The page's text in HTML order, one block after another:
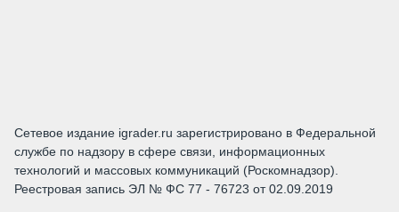
Сетевое издание igrader.ru зарегистрировано в Федеральной
службе по надзору в сфере связи, информационных
технологий и массовых коммуникаций (Роскомнадзор).
Реестровая запись ЭЛ № ФС 77 - 76723 от 02.09.2019